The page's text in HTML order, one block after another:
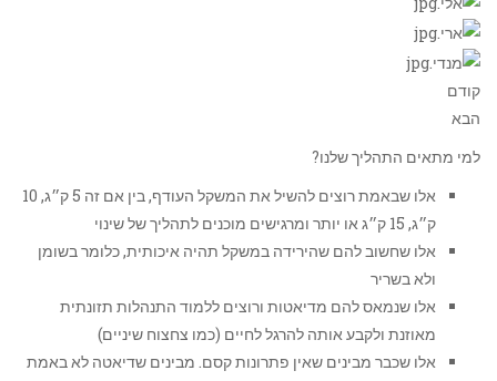
קודם
הבא
למי מתאים התהליך שלנו?
אלו שבאמת רוצים להשיל את המשקל העודף, בין אם זה 5 ק״ג, 10
ק״ג, 15 ק״ג או יותר ומרגישים מוכנים לתהליך של שינוי
אלו שחשוב להם שהירידה במשקל תהיה איכותית, כלומר בשומן
ולא בשריר
אלו שנמאס להם מדיאטות ורוצים ללמוד התנהלות תזונתית
מאוזנת ולקבע אותה להרגל לחיים (כמו צחצוח שיניים)
אלו שכבר מבינים שאין פתרונות קסם. מבינים שדיאטה לא באמת